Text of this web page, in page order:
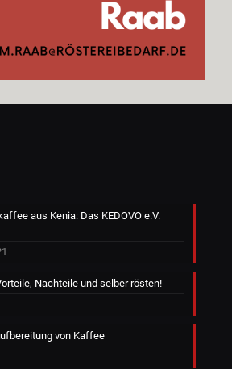
aus Kenia: Das KEDOVO e.V.
Nachteile und selber rösten!
von Kaffee